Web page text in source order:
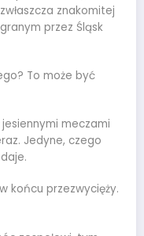
znakomitej
przez Śląsk
To może być
meczami
Jedyne, czego
końcu przezwycięży.